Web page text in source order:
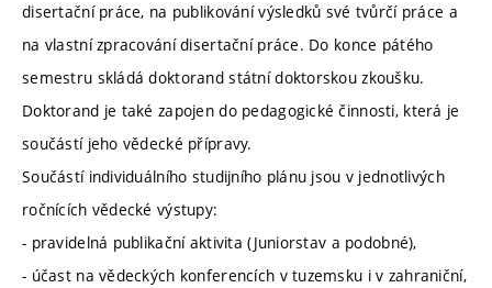
disertační práce, na publikování výsledků své tvůrčí práce a
na vlastní zpracování disertační práce. Do konce pátého
semestru skládá doktorand státní doktorskou zkoušku.
Doktorand je také zapojen do pedagogické činnosti, která je
součástí jeho vědecké přípravy.
Součástí individuálního studijního plánu jsou v jednotlivých
ročnících vědecké výstupy:
- pravidelná publikační aktivita (Juniorstav a podobné),
- účast na vědeckých konferencích v tuzemsku i v zahraniční,